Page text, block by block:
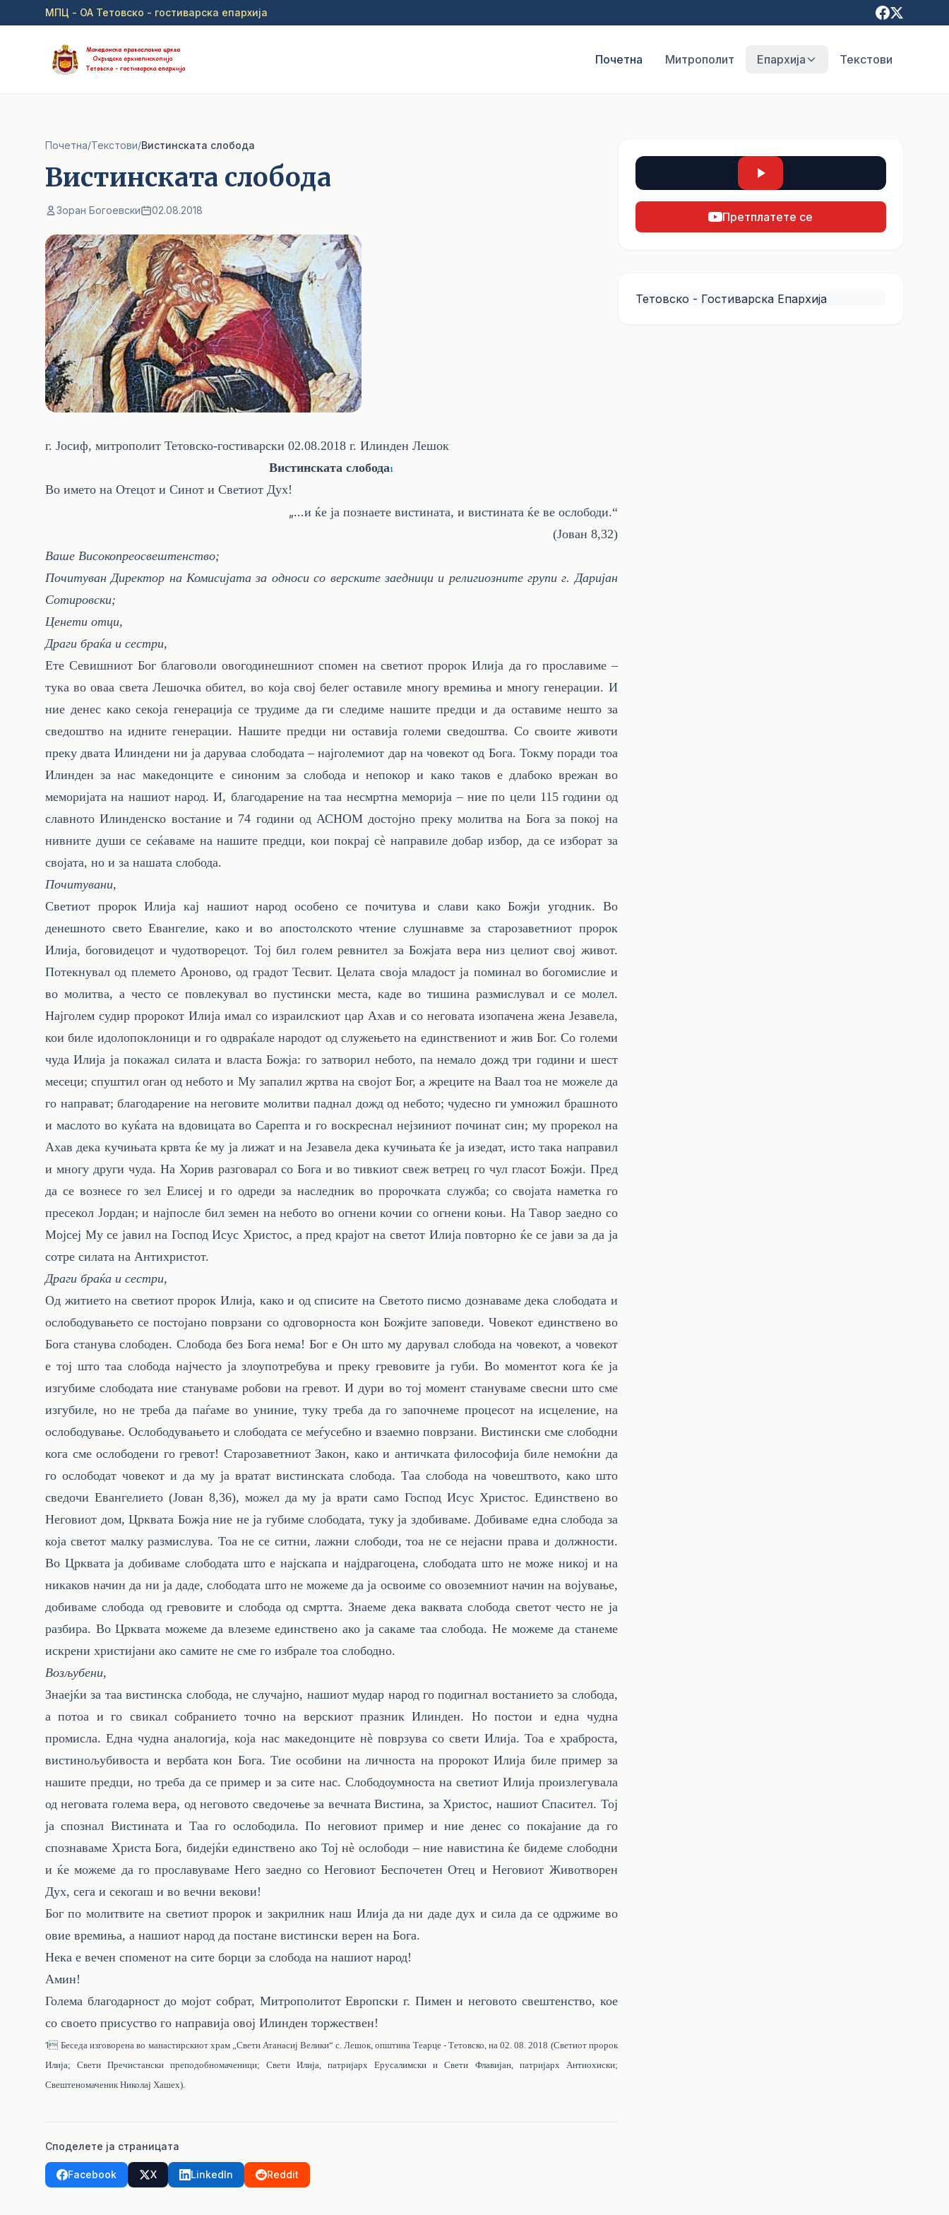
Прејди на главна содржина
МПЦ - ОА Тетовско - гостиварска епархија
Почетна Митрополит Епархија Текстови
Почетна/Текстови/Вистинската слобода
Вистинската слобода
Зоран Богоевски 02.08.2018
г. Јосиф, митрополит Тетовско-гостиварски 02.08.2018 г. Илинден Лешок
Вистинската слобода1
Во името на Отецот и Синот и Светиот Дух!
„...и ќе ја познаете вистината, и вистината ќе ве ослободи.“
(Јован 8,32)
Ваше Високопреосвештенство;
Почитуван Директор на Комисијата за односи со верските заедници и религиозните групи г. Даријан
Сотировски;
Ценети отци,
Драги браќа и сестри,
Ете Севишниот Бог благоволи овогодинешниот спомен на светиот пророк Илија да го прославиме –
тука во оваа света Лешочка обител, во која свој белег оставиле многу времиња и многу генерации. И
ние денес како секоја генерација се трудиме да ги следиме нашите предци и да оставиме нешто за
сведоштво на идните генерации. Нашите предци ни оставија големи сведоштва. Со своите животи
преку двата Илиндени ни ја даруваа слободата – најголемиот дар на човекот од Бога. Токму поради тоа
Илинден за нас македонците е синоним за слобода и непокор и како таков е длабоко врежан во
меморијата на нашиот народ. И, благодарение на таа несмртна меморија – ние по цели 115 години од
славното Илинденско востание и 74 години од АСНОМ достојно преку молитва на Бога за покој на
нивните души се сеќаваме на нашите предци, кои покрај сè направиле добар избор, да се изборат за
својата, но и за нашата слобода.
Почитувани,
Светиот пророк Илија кај нашиот народ особено се почитува и слави како Божји угодник. Во
денешното свето Евангелие, како и во апостолското чтение слушнавме за старозаветниот пророк
Илија, боговидецот и чудотворецот. Тој бил голем ревнител за Божјата вера низ целиот свој живот.
Потекнувал од племето Ароново, од градот Тесвит. Целата своја младост ја поминал во богомислие и
во молитва, а често се повлекувал во пустински места, каде во тишина размислувал и се молел.
Најголем судир пророкот Илија имал со израилскиот цар Ахав и со неговата изопачена жена Језавела,
кои биле идолопоклоници и го одвраќале народот од служењето на единствениот и жив Бог. Со големи
чуда Илија ја покажал силата и власта Божја: го затворил небото, па немало дожд три години и шест
месеци; спуштил оган од небото и Му запалил жртва на својот Бог, а жреците на Ваал тоа не можеле да
го направат; благодарение на неговите молитви паднал дожд од небото; чудесно ги умножил брашното
и маслото во куќата на вдовицата во Сарепта и го воскреснал нејзиниот починат син; му прорекол на
Ахав дека кучињата крвта ќе му ја лижат и на Језавела дека кучињата ќе ја изедат, исто така направил
и многу други чуда. На Хорив разговарал со Бога и во тивкиот свеж ветрец го чул гласот Божји. Пред
да се вознесе го зел Елисеј и го одреди за наследник во пророчката служба; со својата наметка го
пресекол Јордан; и најпосле бил земен на небото во огнени кочии со огнени коњи. На Тавор заедно со
Мојсеј Му се јавил на Господ Исус Христос, а пред крајот на светот Илија повторно ќе се јави за да ја
сотре силата на Антихристот.
Драги браќа и сестри,
Од житието на светиот пророк Илија, како и од списите на Светото писмо дознаваме дека слободата и
ослободувањето се постојано поврзани со одговорноста кон Божјите заповеди. Човекот единствено во
Бога станува слободен. Слобода без Бога нема! Бог е Он што му дарувал слобода на човекот, а човекот
е тој што таа слобода најчесто ја злоупотребува и преку гревовите ја губи. Во моментот кога ќе ја
изгубиме слободата ние стануваме робови на гревот. И дури во тој момент стануваме свесни што сме
изгубиле, но не треба да паѓаме во униние, туку треба да го започнеме процесот на исцеление, на
ослободување. Ослободувањето и слободата се меѓусебно и взаемно поврзани. Вистински сме слободни
кога сме ослободени го гревот! Старозаветниот Закон, како и античката философија биле немоќни да
го ослободат човекот и да му ја вратат вистинската слобода. Таа слобода на човештвото, како што
сведочи Евангелието (Јован 8,36), можел да му ја врати само Господ Исус Христос. Единствено во
Неговиот дом, Црквата Божја ние не ја губиме слободата, туку ја здобиваме. Добиваме една слобода за
која светот малку размислува. Тоа не се ситни, лажни слободи, тоа не се нејасни права и должности.
Во Црквата ја добиваме слободата што е најскапа и најдрагоцена, слободата што не може никој и на
никаков начин да ни ја даде, слободата што не можеме да ја освоиме со овоземниот начин на војување,
добиваме слобода од гревовите и слобода од смртта. Знаеме дека ваквата слобода светот често не ја
разбира. Во Црквата можеме да влеземе единствено ако ја сакаме таа слобода. Не можеме да станеме
искрени христијани ако самите не сме го избрале тоа слободно.
Возљубени,
Знаејќи за таа вистинска слобода, не случајно, нашиот мудар народ го подигнал востанието за слобода,
а потоа и го свикал собранието точно на верскиот празник Илинден. Но постои и една чудна
промисла. Една чудна аналогија, која нас македонците нè поврзува со свети Илија. Тоа е храброста,
вистинољубивоста и вербата кон Бога. Тие особини на личноста на пророкот Илија биле пример за
нашите предци, но треба да се пример и за сите нас. Слободоумноста на светиот Илија произлегувала
од неговата голема вера, од неговото сведочење за вечната Вистина, за Христос, нашиот Спасител. Тој
ја спознал Вистината и Таа го ослободила. По неговиот пример и ние денес со покајание да го
спознаваме Христа Бога, бидејќи единствено ако Тој нè ослободи – ние навистина ќе бидеме слободни
и ќе можеме да го прославуваме Него заедно со Неговиот Беспочетен Отец и Неговиот Животворен
Дух, сега и секогаш и во вечни векови!
Бог по молитвите на светиот пророк и закрилник наш Илија да ни даде дух и сила да се одржиме во
овие времиња, а нашиот народ да постане вистински верен на Бога.
Нека е вечен споменот на сите борци за слобода на нашиот народ!
Амин!
Голема благодарност до мојот собрат, Митрополитот Европски г. Пимен и неговото свештенство, кое
со своето присуство го направија овој Илинден торжествен!
1 Беседа изговорена во манастирскиот храм „Свети Атанасиј Велики“ с. Лешок, општина Теарце - Тетовско, на02. 08. 2018 (Светиот пророк
Илија; Свети Пречистански преподобномаченици; Свети Илија, патријарх Ерусалимски и Свети Флавијан, патријарх Антиохиски;
Свештеномаченик Николај Хашех).
Споделете ја страницата
Facebook X LinkedIn Reddit
Претплатете се
Тетовско - Гостиварска Епархија